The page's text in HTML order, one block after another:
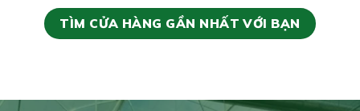
TÌM CỬA HÀNG GẦN NHẤT VỚI BẠN